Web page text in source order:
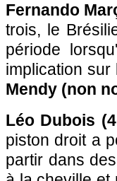
Fernando
trois, le
période
implication
Mendy (non
Léo Dubois
piston droit a
partir dans